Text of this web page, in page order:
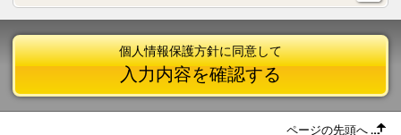
個人情報保護方針
個人情報保護方針に同意して
入力内容を確認する
ページの先頭へ